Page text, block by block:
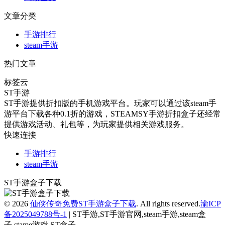
文章分类
手游排行
steam手游
热门文章
标签云
ST手游
ST手游提供折扣版的手机游戏平台。玩家可以通过该steam手
游平台下载各种0.1折的游戏，STEAMSY手游折扣盒子还经常
提供游戏活动、礼包等，为玩家提供相关游戏服务。
快速连接
手游排行
steam手游
ST手游盒子下载
© 2026 仙侠传奇免费ST手游盒子下载. All rights reserved.渝ICP
备2025049788号-1 | ST手游,ST手游官网,steam手游,steam盒